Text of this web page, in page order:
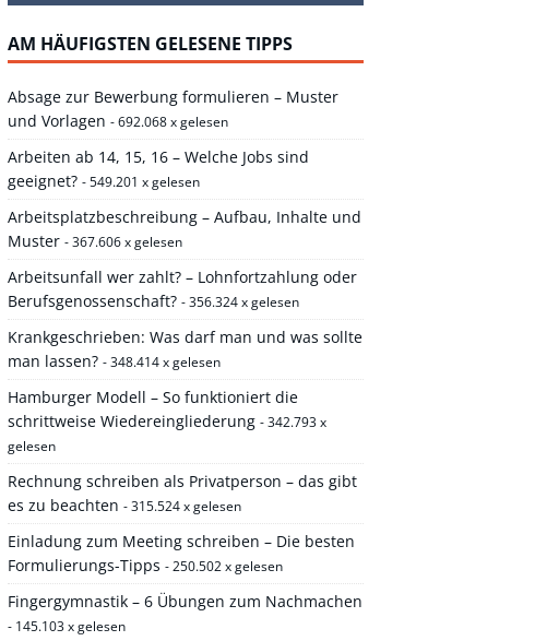
AM HÄUFIGSTEN GELESENE TIPPS
Absage zur Bewerbung formulieren – Muster
und Vorlagen - 692.068 x gelesen
Arbeiten ab 14, 15, 16 – Welche Jobs sind
geeignet? - 549.201 x gelesen
Arbeitsplatzbeschreibung – Aufbau, Inhalte und
Muster - 367.606 x gelesen
Arbeitsunfall wer zahlt? – Lohnfortzahlung oder
Berufsgenossenschaft? - 356.324 x gelesen
Krankgeschrieben: Was darf man und was sollte
man lassen? - 348.414 x gelesen
Hamburger Modell – So funktioniert die
schrittweise Wiedereingliederung - 342.793 x
gelesen
Rechnung schreiben als Privatperson – das gibt
es zu beachten - 315.524 x gelesen
Einladung zum Meeting schreiben – Die besten
Formulierungs-Tipps - 250.502 x gelesen
Fingergymnastik – 6 Übungen zum Nachmachen
- 145.103 x gelesen